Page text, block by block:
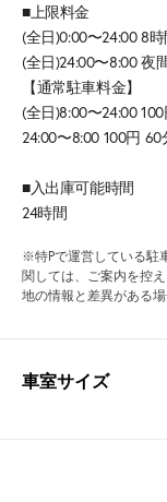
■上限料金
(全日)0:00〜24:00 8
(全日)24:00〜8:00 夜
【通常駐車料金】
(全日)8:00〜24:00
24:00〜8:00 100円 60
■入出庫可能時間
24時間
※特Pで運営している駐
関しては、ご案内を控
地の情報と差異がある
車室サイズ